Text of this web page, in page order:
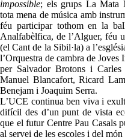
impossible; els grups La Mata
tota mena de música amb
féu participar tothom en la
Analfabèlfica, de l’Alguer, féu
(el Cant de la Sibil·la) a
l’Orquestra de cambra de Joves
per Salvador Brotons i
Manuel Blancafort, Ricard
Benejam i Joaquim Serra.
L’UCE continua ben viva i
difícil des d’un punt de vista
que el futur Centre Pau Casals
al servei de les escoles i del